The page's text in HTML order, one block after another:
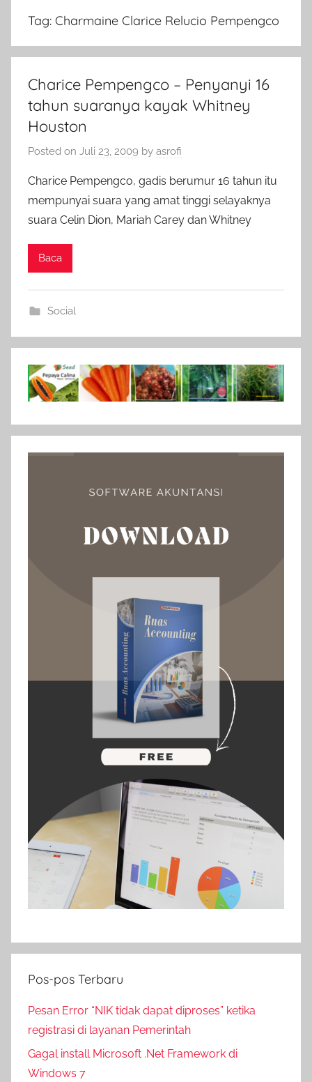
Tag: Charmaine Clarice Relucio Pempengco
Charice Pempengco – Penyanyi 16
tahun suaranya kayak Whitney
Houston
Posted on Juli 23, 2009 by asrofi
Charice Pempengco, gadis berumur 16 tahun itu
mempunyai suara yang amat tinggi selayaknya
suara Celin Dion, Mariah Carey dan Whitney
Baca
Social
Pos-pos Terbaru
Pesan Error “NIK tidak dapat diproses” ketika
registrasi di layanan Pemerintah
Gagal install Microsoft .Net Framework di
Windows 7